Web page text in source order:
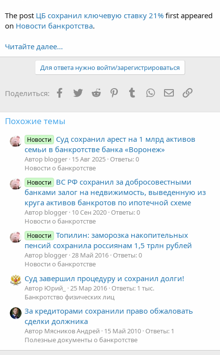
The post ЦБ сохранил ключевую ставку 21% first appeared
on Новости банкротства.
Читайте далее...
Для ответа нужно войти/зарегистрироваться
Поделиться: Facebook
TwitterReddit PinterestTumblr WhatsApp Ссылка
Похожие темы
Новости
Суд сохранил арест на 1 млрд активов
семьи в банкротстве банка «Воронеж»
Автор blogger 15 Авг 2025 Ответы: 0
Новости о банкротстве
Новости
ВС РФ сохранил за добросовестными
банками залог на недвижимость, выведенную из
круга активов банкротов по ипотечной схеме
Автор blogger 10 Сен 2020 Ответы: 0
Новости о банкротстве
Новости
Топилин: заморозка накопительных
пенсий сохранила россиянам 1,5 трлн рублей
Автор blogger 28 Май 2016 Ответы: 0
Новости о банкротстве
Суд завершил процедуру и сохранил долги!
Автор Юрий_ 25 Мар 2016 Ответы: 1 тыс.
Банкротство физических лиц
За кредиторами сохранили право обжаловать
сделки должника
Автор Мясников Андрей 15 Май 2010 Ответы: 1
Полезные документы о банкротстве